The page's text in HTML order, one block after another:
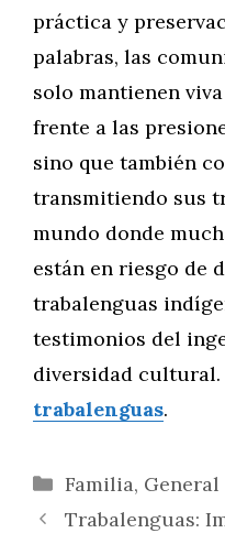
práctica y
palabras, las
solo mantienen
frente a las
sino que también
transmitiendo sus
mundo donde
están en riesgo de
trabalenguas
testimonios del
diversidad cultural.
trabalenguas.
Categorías
Familia, General
Trabalenguas: